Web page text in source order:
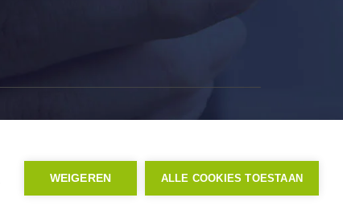
WEIGEREN ALLE COOKIES TOESTAAN